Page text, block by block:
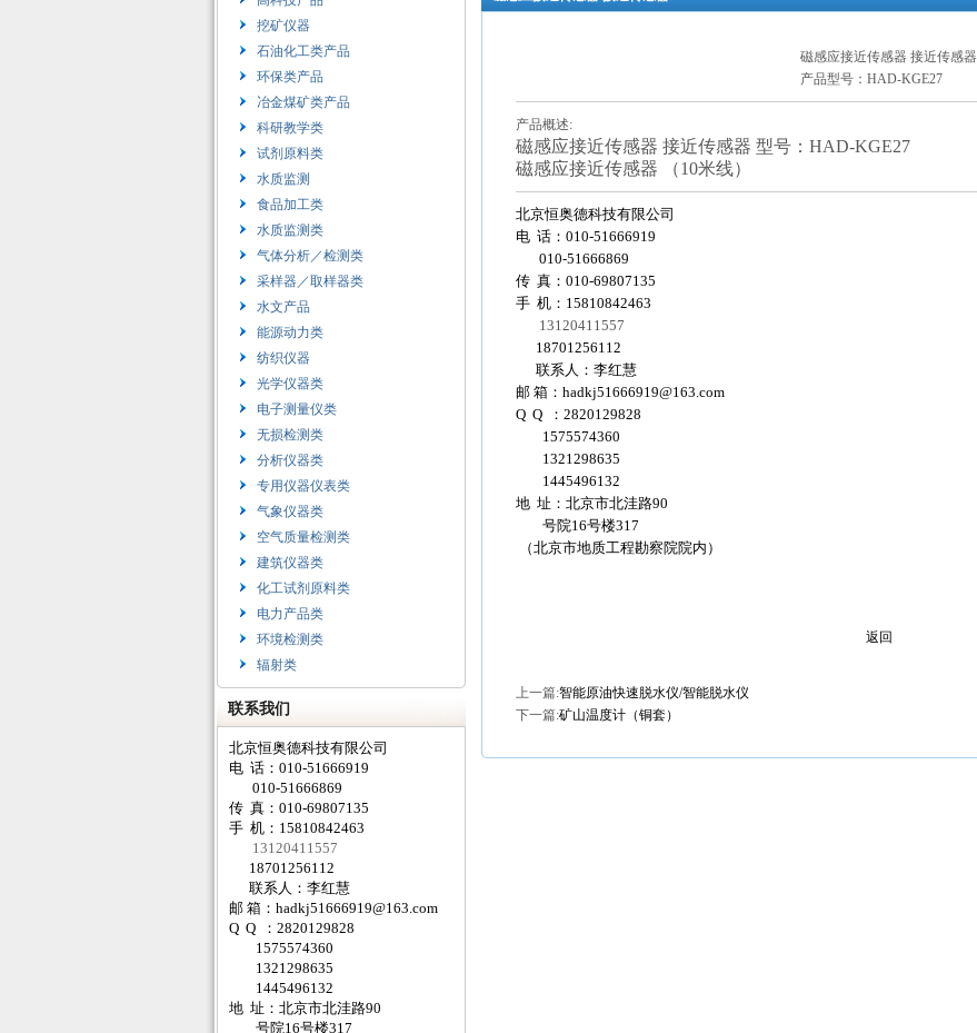
挖矿仪器
石油化工类产品
环保类产品
冶金煤矿类产品
科研教学类
试剂原料类
水质监测
食品加工类
水质监测类
气体分析／检测类
采样器／取样器类
水文产品
能源动力类
纺织仪器
光学仪器类
电子测量仪类
无损检测类
分析仪器类
专用仪器仪表类
气象仪器类
空气质量检测类
建筑仪器类
化工试剂原料类
电力产品类
环境检测类
辐射类
联系我们
北京恒奥德科技有限公司
电 话：010-51666919
010-51666869
传 真：010-69807135
手 机：15810842463
13120411557
18701256112
联系人：李红慧
邮 箱： hadkj51666919@163.com
Q Q ：2820129828
1575574360
1321298635
1445496132
地 址：北京市北洼路90
号院16号楼317
磁感应接近传感器 接近传感器
产品型号：HAD-KGE27
产品概述:
磁感应接近传感器 接近传感器 型号：HAD-KGE27
磁感应接近传感器 （10米线）
北京恒奥德科技有限公司
电 话：010-51666919
010-51666869
传 真：010-69807135
手 机：15810842463
13120411557
18701256112
联系人：李红慧
邮 箱： hadkj51666919@163.com
Q Q ：2820129828
1575574360
1321298635
1445496132
地 址：北京市北洼路90
号院16号楼317
（北京市地质工程勘察院院内）
返回
上一篇:智能原油快速脱水仪/智能脱水仪
下一篇:矿山温度计（铜套）